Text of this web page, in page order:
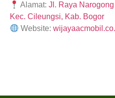
Alamat:Jl. Raya
Kec. Cileungsi, Kab. Bogor
Website: